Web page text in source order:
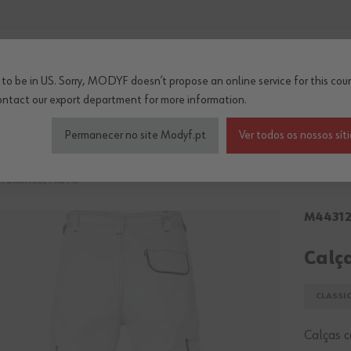
Roupa de trabalho inverno/
BRANCO/PRETO
Calças
to be in US. Sorry, MODYF doesn’t propose an online service for this
our export department for more information.
Permanecer no site Modyf.pt Ver todos os nossos